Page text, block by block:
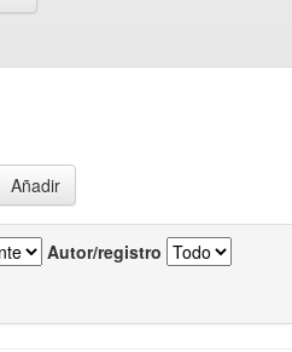
Autor/registro